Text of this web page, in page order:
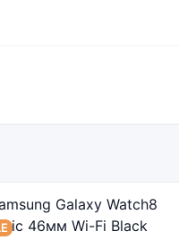
5 40мм LTE
всех
часов